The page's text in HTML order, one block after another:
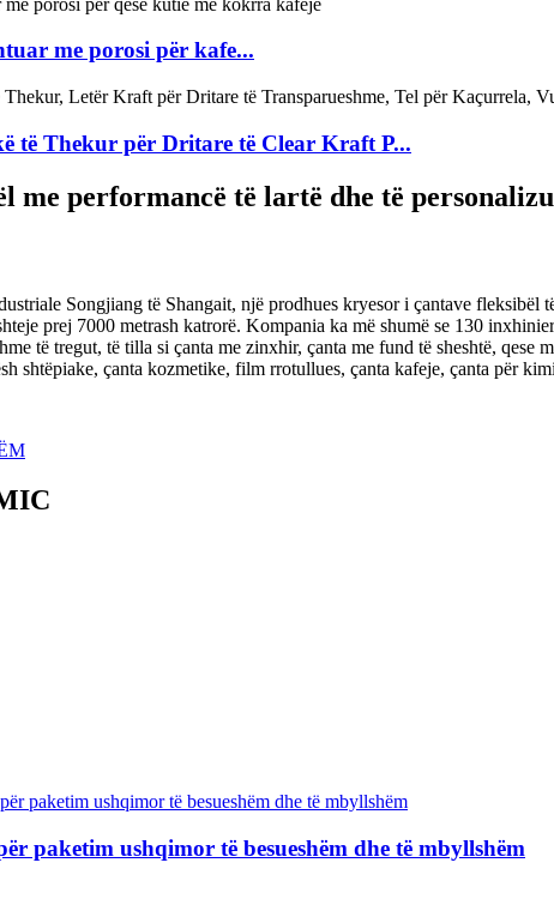
me porosi për kafe...
të Thekur për Dritare të Clear Kraft P...
performancë të lartë dhe të
Songjiang të Shangait, një prodhues kryesor i çantave
prej 7000 metrash katrorë. Kompania ka më shumë se 130
të tregut, të tilla si çanta me zinxhir, çanta me fund të sheshtë,
shtëpiake, çanta kozmetike, film rrotullues, çanta kafeje, çanta për
paketim ushqimor të besueshëm dhe të mbyllshëm